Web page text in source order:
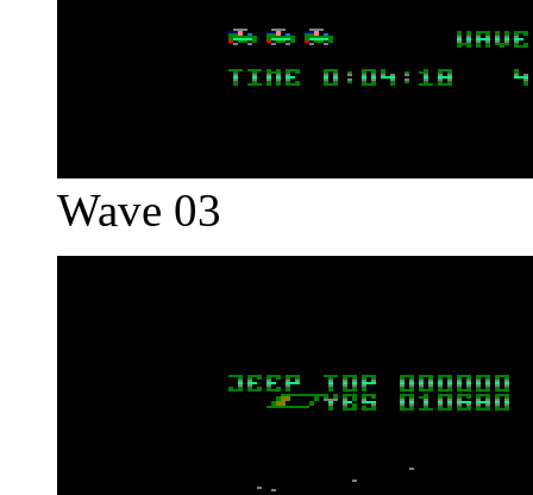
Wave 03